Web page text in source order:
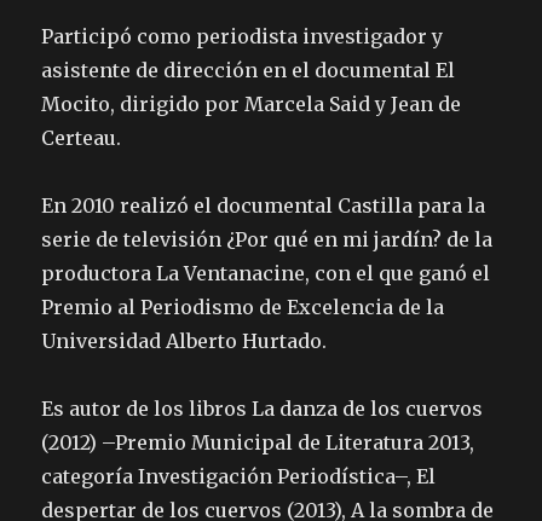
Participó como periodista investigador y
asistente de dirección en el documental El
Mocito, dirigido por Marcela Said y Jean de
Certeau.
En 2010 realizó el documental Castilla para la
serie de televisión ¿Por qué en mi jardín? de la
productora La Ventanacine, con el que ganó el
Premio al Periodismo de Excelencia de la
Universidad Alberto Hurtado.
Es autor de los libros La danza de los cuervos
(2012) –Premio Municipal de Literatura 2013,
categoría Investigación Periodística–, El
despertar de los cuervos (2013), A la sombra de